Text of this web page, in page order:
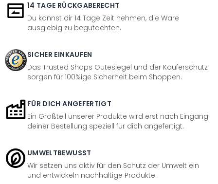
14 TAGE RÜCKGABERECHT
Du kannst dir 14 Tage Zeit nehmen, die Ware
ausgiebig zu begutachten.
SICHER EINKAUFEN
Das Trusted Shops Gütesiegel und der Käuferschutz
sorgen für 100%ige Sicherheit beim Shoppen.
FÜR DICH ANGEFERTIGT
Ein Großteil unserer Produkte wird erst nach Eingang
deiner Bestellung speziell für dich angefertigt.
UMWELTBEWUSST
Wir setzen uns aktiv für den Schutz der Umwelt ein
und entwickeln nachhaltige Produkte.